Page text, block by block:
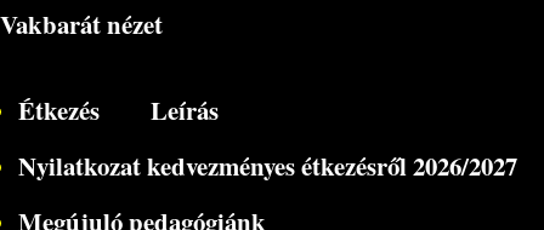
Vakbarát nézet
Étkezés
Leírás
Nyilatkozat kedvezményes étkezésről 2026/2027
Megújuló pedagógiánk